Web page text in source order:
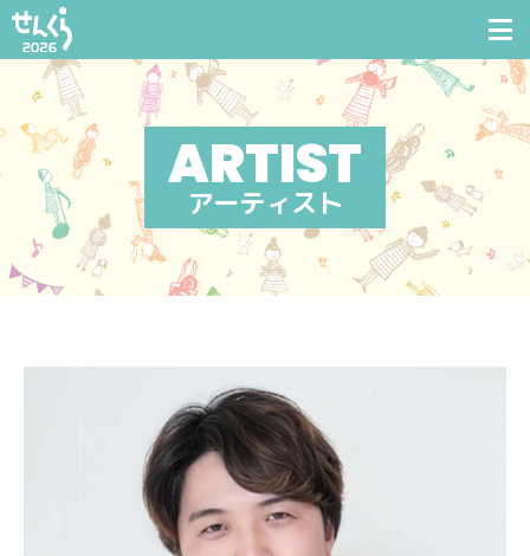
アーティスト